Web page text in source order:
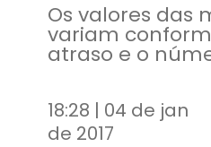
Os valores das
variam
atraso e o
e podem chegar
18:28 | 04 de jan
de 2017